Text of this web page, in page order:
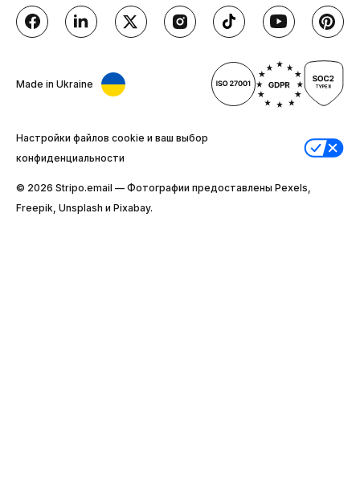
Made in Ukraine
Настройки файлов cookie и ваш выбор
конфиденциальности
© 2026 Stripо.email — Фотографии предоставлены Pexels,
Freepik, Unsplash и Pixabay.